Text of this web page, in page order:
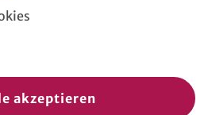
frühe Kindheit
finden/
akzeptieren